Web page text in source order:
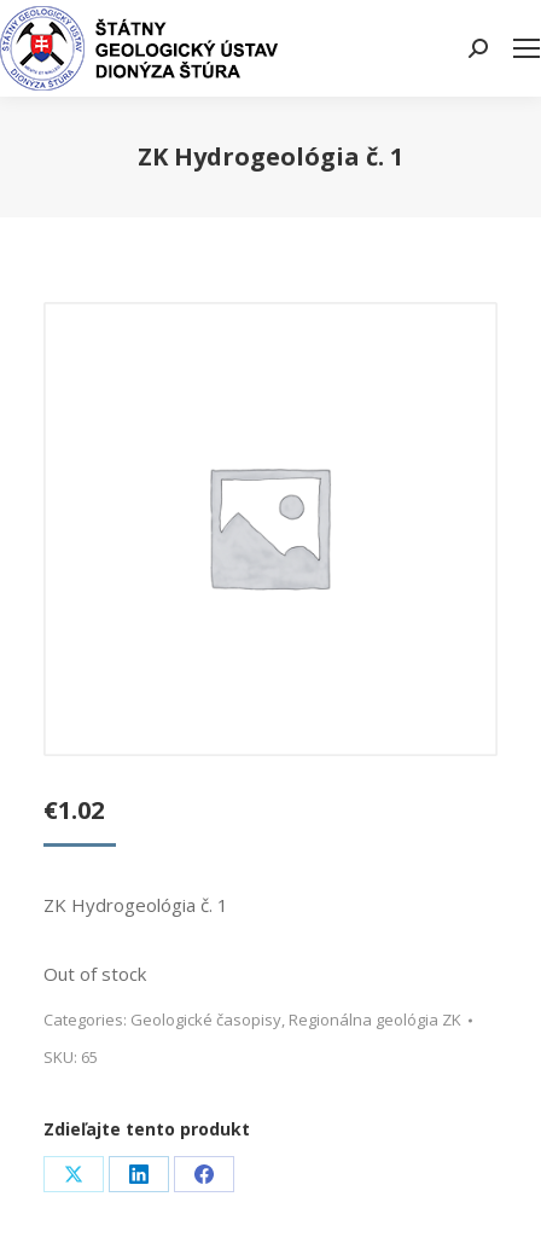
Search:
ZK Hydrogeológia č. 1
€1.02
ZK Hydrogeológia č. 1
Out of stock
Categories: Geologické časopisy, Regionálna geológia ZK
SKU: 65
Zdieľajte tento produkt
Share Share Share